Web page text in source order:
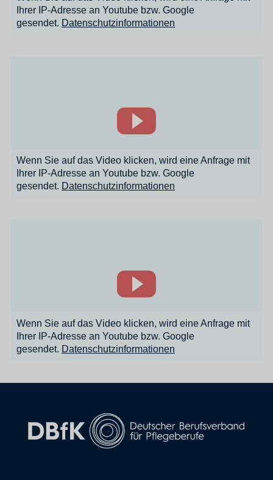
Ihrer IP-Adresse an Youtube bzw. Google
gesendet. Datenschutzinformationen
Wenn Sie auf das Video klicken, wird eine Anfrage mit
Ihrer IP-Adresse an Youtube bzw. Google
gesendet. Datenschutzinformationen
Wenn Sie auf das Video klicken, wird eine Anfrage mit
Ihrer IP-Adresse an Youtube bzw. Google
gesendet. Datenschutzinformationen